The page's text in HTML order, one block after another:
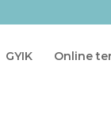
GYIK Online